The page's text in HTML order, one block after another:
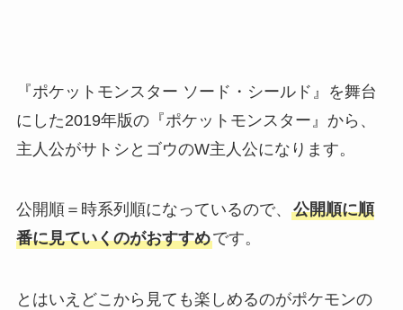
『ポケットモンスター ソード・シールド』を舞台
にした2019年版の『ポケットモンスター』から、
主人公がサトシとゴウのW主人公になります。
公開順＝時系列順になっているので、 公開順に順
番に見ていくのがおすすめです。
とはいえどこから見ても楽しめるのがポケモンの